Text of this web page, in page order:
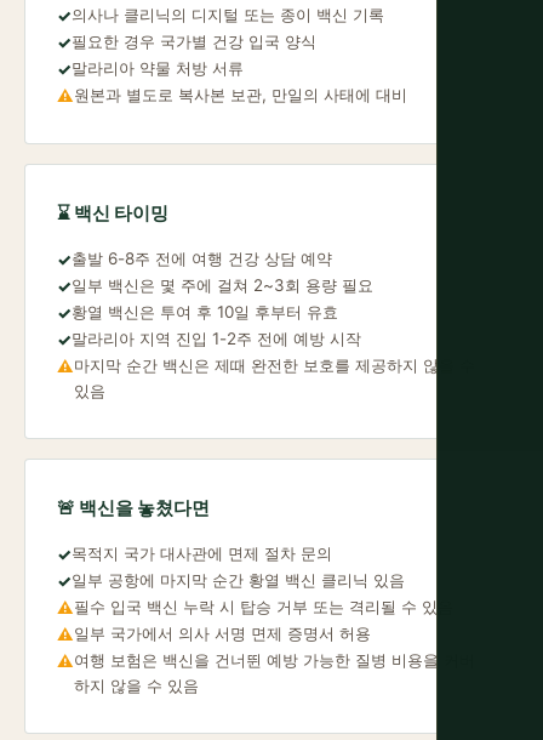
✓의사나 클리닉의 디지털 또는 종이 백신 기록
✓필요한 경우 국가별 건강 입국 양식
✓말라리아 약물 처방 서류
⚠원본과 별도로 복사본 보관, 만일의 사태에 대비
⌛ 백신 타이밍
✓출발 6-8주 전에 여행 건강 상담 예약
✓일부 백신은 몇 주에 걸쳐 2~3회 용량 필요
✓황열 백신은 투여 후 10일 후부터 유효
✓말라리아 지역 진입 1-2주 전에 예방 시작
⚠마지막 순간 백신은 제때 완전한 보호를 제공하지 않을 수
있음
🚨 백신을 놓쳤다면
✓목적지 국가 대사관에 면제 절차 문의
✓일부 공항에 마지막 순간 황열 백신 클리닉 있음
⚠필수 입국 백신 누락 시 탑승 거부 또는 격리될 수 있음
⚠일부 국가에서 의사 서명 면제 증명서 허용
⚠여행 보험은 백신을 건너뛴 예방 가능한 질병 비용을 커버
하지 않을 수 있음